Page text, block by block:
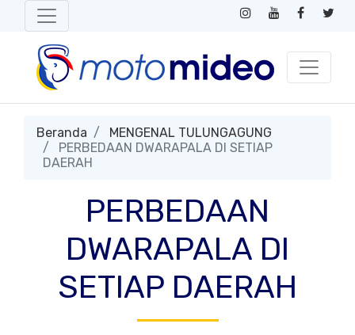
Beranda
MENGENAL TULUNGAGUNG
PERBEDAAN DWARAPALA DI SETIAP
DAERAH
PERBEDAAN
DWARAPALA DI
SETIAP DAERAH